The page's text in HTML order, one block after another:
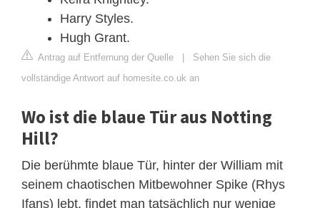
Harry Styles.
Hugh Grant.
Antrag auf Entfernung der Quelle | Sehen Sie sich die
vollständige Antwort auf homesite.co.uk an
Wo ist die blaue Tür aus Notting
Hill?
Die berühmte blaue Tür, hinter der William mit
seinem chaotischen Mitbewohner Spike (Rhys
Ifans) lebt, findet man tatsächlich nur wenige